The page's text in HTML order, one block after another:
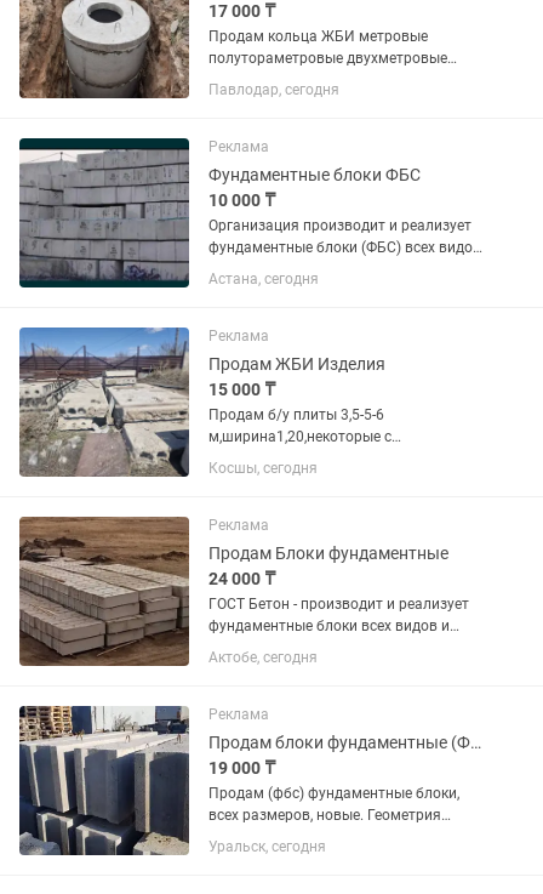
17 000 ₸
Продам кольца ЖБИ метровые
полутораметровые двухметровые
доборки тридцатки шестидесятки плюс
ФБС блоки четверки пятерки звоните
Павлодар, сегодня
Реклама
Фундаментные блоки ФБС
10 000 ₸
Организация производит и реализует
фундаментные блоки (ФБС) всех видов
и размеров. Также предоставляем
доставку манипулятором.
Астана, сегодня
Реклама
Продам ЖБИ Изделия
15 000 ₸
Продам б/у плиты 3,5-5-6
м,ширина1,20,некоторые с
трещинами,блоки ФБС без
петель,прогоны
теплотрассу,керамзитобетонные
блоки,самовывоз с Косшы
Косшы, сегодня
Реклама
Продам Блоки фундаментные
24 000 ₸
ГОСТ Бетон - производит и реализует
фундаментные блоки всех видов и
размеров! Продам фундаментные
блоки. ФБС-6 ФБС-4 и доборы к ним В
Актобе, сегодня
Реклама
Продам блоки фундаментные (ФБС) всех размеров по ГОСТу.
19 000 ₸
Продам (фбс) фундаментные блоки,
всех размеров, новые. Геометрия
идеальная , качество проверенное
временем. Проводим постоянные
Уральск, сегодня